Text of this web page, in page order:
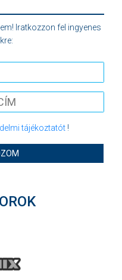
Iratkozzon fel ingyenes
tájékoztatót!